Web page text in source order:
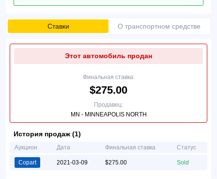
Ставки О транспортном средстве
Этот автомобиль продан
Финальная ставка:
$275.00
Продавец:
MN - MINNEAPOLIS NORTH
История продаж (1)
Аукцион Дата Финальная ставка Статус
Copart 2021-03-09 $275.00 Sold